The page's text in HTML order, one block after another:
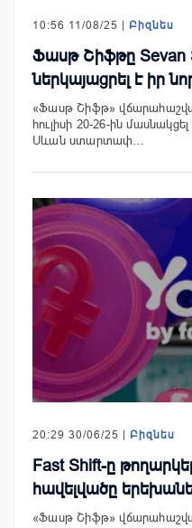
10:56 11/08/25 | Բիզնես
Ֆասթ Շիֆթը Sevan
ներկայացրել է իր
«Ֆասթ Շիֆթ»
հուլիսի 20-26-ին
Սևան ստարտափ…
20:29 30/06/25 | Բիզնես
Fast Shift-ը
հավելվածը
«Ֆասթ Շիֆթ»